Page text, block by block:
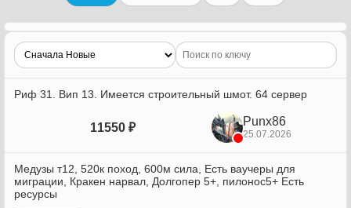
Риф 31. Вип 13. Имеется строительный шмот. 64 сервер
11550 ₽ Punx86
25.07.2026
Медузы т12, 520к поход, 600м сила, Есть ваучеры для
миграции, Кракен нарвал, Долгопер 5+, пилонос5+ Есть
ресурсы